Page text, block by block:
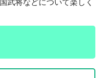
武将などについて楽しく